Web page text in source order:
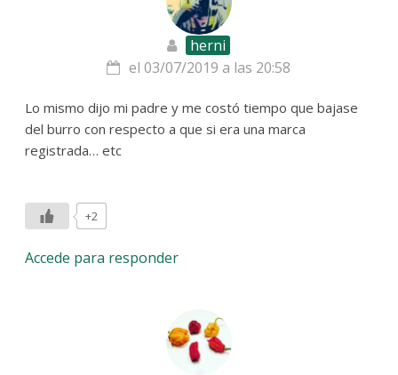
herni
el 03/07/2019 a las 20:58
Lo mismo dijo mi padre y me costó tiempo que bajase
del burro con respecto a que si era una marca
registrada… etc
+2
Accede para responder